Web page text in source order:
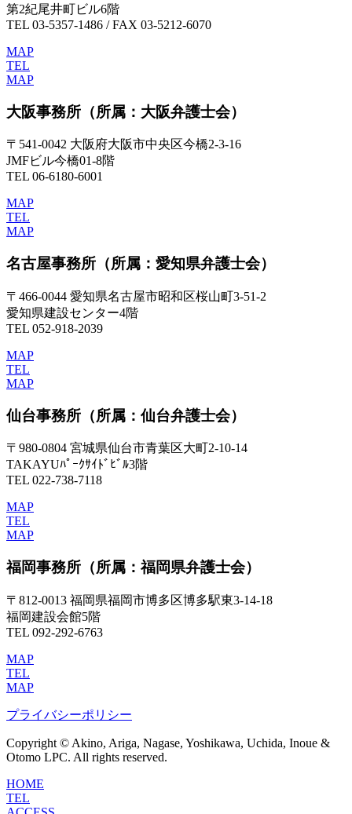
第2紀尾井町ビル6階
TEL 03-5357-1486 / FAX 03-5212-6070
MAP
TEL
MAP
大阪事務所 （所属：大阪弁護士会）
〒541-0042 大阪府大阪市中央区今橋2-3-16
JMFビル今橋01-8階
TEL 06-6180-6001
MAP
TEL
MAP
名古屋事務所 （所属：愛知県弁護士会）
〒466-0044 愛知県名古屋市昭和区桜山町3-51-2
愛知県建設センター4階
TEL 052-918-2039
MAP
TEL
MAP
仙台事務所 （所属：仙台弁護士会）
〒980-0804 宮城県仙台市青葉区大町2-10-14
TAKAYUﾊﾟｰｸｻｲﾄﾞﾋﾞﾙ3階
TEL 022-738-7118
MAP
TEL
MAP
福岡事務所 （所属：福岡県弁護士会）
〒812-0013 福岡県福岡市博多区博多駅東3-14-18
福岡建設会館5階
TEL 092-292-6763
MAP
TEL
MAP
プライバシーポリシー
Copyright © Akino, Ariga, Nagase, Yoshikawa, Uchida, Inoue &
Otomo LPC. All rights reserved.
HOME
TEL